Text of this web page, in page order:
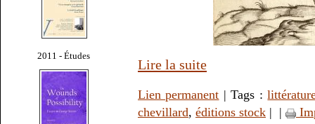
2011 - Études
Lire la suite
Lien permanent | Tags :
chevillard, éditions stock | |